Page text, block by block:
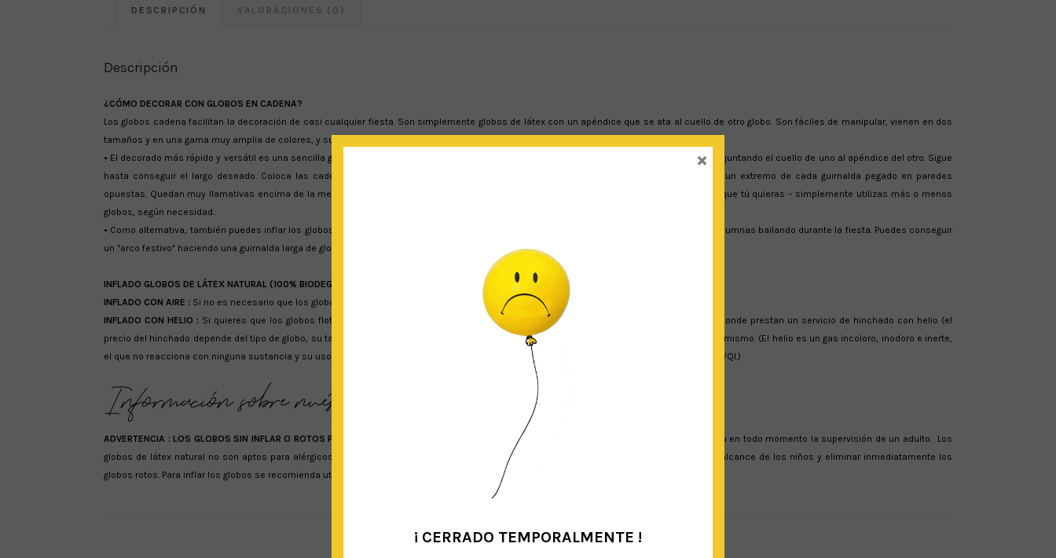
DESCRIPCIÓN VALORACIONES (0)
Descripción
¿CÓMO DECORAR CON GLOBOS EN CADENA?
Los globos cadena facilitan la decoración de casi cualquier fiesta. Son simplemente globos de látex con un apéndice que se ata al cuello de otro globo. Son fáciles de manipular, vienen en dos
tamaños y en una gama muy amplia de colores, y su versatilidad da mucha oportunidad para conseguir efectos originales y festivos.
• El decorado más rápido y versátil es una sencilla guirnalda. Infla algunos globos cadena al mismo tamaño con aire, y átelos juntos, siempre juntando el cuello de uno al apéndice del otro. Sigue
hasta conseguir el largo deseado. Coloca las cadenas como si fueran guirnaldas, adornando las paredes de la sala, o cruzándola, con un extremo de cada guirnalda pegado en paredes
opuestas. Quedan muy llamativas encima de la mesa dulce, y también como adorno de las ventanas. Las guirnaldas pueden tener el largo que tú quieras – simplemente utilizas más o menos
globos, según necesidad.
• Como alternativa, también puedes inflar los globos cadena con helio, y luego sujetar un extremo (el cuello) a un contrapeso y dejar a las columnas bailando durante la fiesta. Puedes conseguir
un ‘arco festivo‘ haciendo una guirnalda larga de globos cadena inflados con aire, y fijando los dos extremos a contrapesos.
INFLADO GLOBOS DE LÁTEX NATURAL (100% BIODEGRADABLES) :
Se pueden inflar con AIRE (no flotan) o con HELIO (flotan en el aire).
INFLADO CON AIRE : Si no es necesario que los globos floten en el aire, puedes utilizar un inflador manual o bien un compresor eléctrico.
INFLADO CON HELIO : Si quieres que los globos floten en el aire, deberás de rellenarlos con helio. Puedes dirigirte a una tienda de fiestas donde prestan un servicio de hinchado con helio (el
precio del hinchado depende del tipo de globo, su tamaño y la cantidad a inflar) o bien comprar una botella de helio desechable e inflarlos tú mismo. (El helio es un gas incoloro, inodoro e inerte,
el que no reacciona con ninguna sustancia y su uso se encuentra homologado para la U.E. con certificado AENOR ER-0517/1998 e ISO 14001 BVQI.)
ADVERTENCIA :LOS GLOBOS SIN INFLAR O ROTOS PUEDEN PROVOCAR AHOGO O ASFIXIA EN LOS NIÑOS MENORES DE 8 AÑOS.
Es necesaria en todo momento la supervisión de un adulto. Los
globos de látex natural no son aptos para alérgicos al látex y a sus derivados. Recomendamos mantener los globos sin hinchar fuera del alcance de los niños y eliminar inmediatamente los
globos rotos. Para inflar los globos se recomienda utilizar siempre un inflador.
¡ CERRADO TEMPORALMENTE !
×